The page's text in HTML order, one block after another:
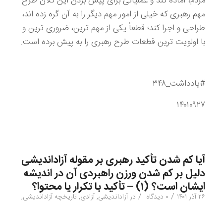
مهم رهبری که خیلی از امور مهم دیگر را به آن گره زده اند،
طراحی و اجرا کند؛ قطعاً یکی از مهم ترین، ضروری ترین و
با اولویت ترین قطعات طرح رهبری را به پیش برده است.
#یادداشت_۳۴۸
۱۴۰۱۰۹۲۷
آیا کم شدن تأکید رهبری بر مقوله آزاداندیشی
دلیل بر کم شدن ورزن راهبردی آن در اندیشه
ایشان است؟ (۱) – تأکید با تکرار یا محتوا؟
۲۶ آذر ۱۴۰۱ / ۰ دیدگاه / در آزاداندیشی,آزادی, تاریخچه آزاداندیشی,